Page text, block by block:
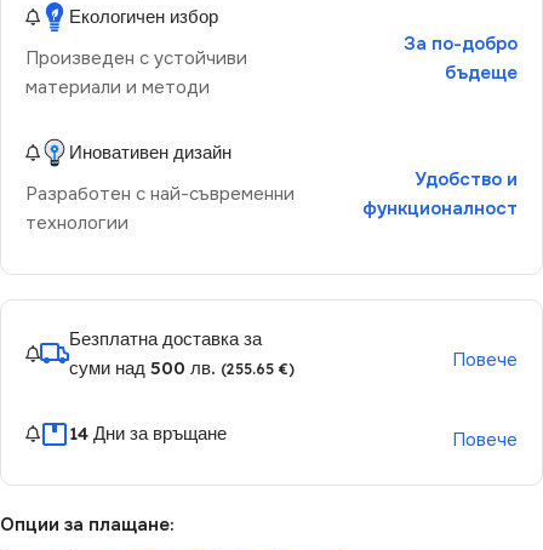
Екологичен избор
Произведен с устойчиви
материали и методи
За по-добро
бъдеще
Иновативен дизайн
Разработен с най-съвременни
технологии
Удобство и
функционалност
Безплатна доставка за
суми над 500 лв. (255.65 €) Повече
14 Дни за връщане Повече
Опции за плащане: